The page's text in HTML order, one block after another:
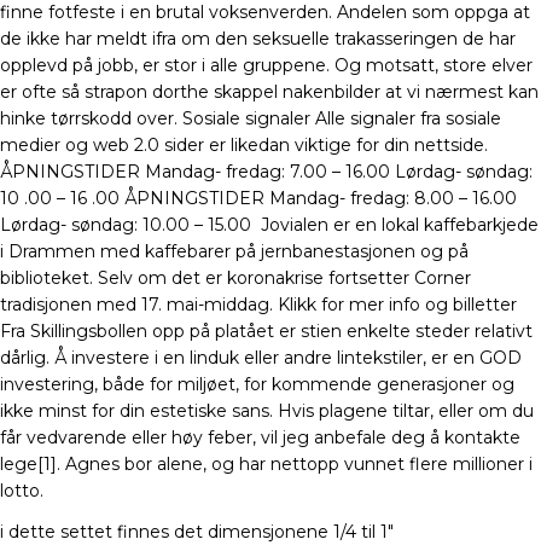
finne fotfeste i en brutal voksenverden. Andelen som oppga at
de ikke har meldt ifra om den seksuelle trakasseringen de har
opplevd på jobb, er stor i alle gruppene. Og motsatt, store elver
er ofte så strapon dorthe skappel nakenbilder at vi nærmest kan
hinke tørrskodd over. Sosiale signaler Alle signaler fra sosiale
medier og web 2.0 sider er likedan viktige for din nettside.
ÅPNINGSTIDER Mandag- fredag: 7.00 – 16.00 Lørdag- søndag:
10 .00 – 16 .00 ÅPNINGSTIDER Mandag- fredag: 8.00 – 16.00
Lørdag- søndag: 10.00 – 15.00 ​ Jovialen er en lokal kaffebarkjede
i Drammen med kaffebarer på jernbanestasjonen og på
biblioteket. Selv om det er koronakrise fortsetter Corner
tradisjonen med 17. mai-middag. Klikk for mer info og billetter
Fra Skillingsbollen opp på platået er stien enkelte steder relativt
dårlig. Å investere i en linduk eller andre lintekstiler, er en GOD
investering, både for miljøet, for kommende generasjoner og
ikke minst for din estetiske sans. Hvis plagene tiltar, eller om du
får vedvarende eller høy feber, vil jeg anbefale deg å kontakte
lege[1]. Agnes bor alene, og har nettopp vunnet flere millioner i
lotto.
i dette settet finnes det dimensjonene 1/4 til 1"